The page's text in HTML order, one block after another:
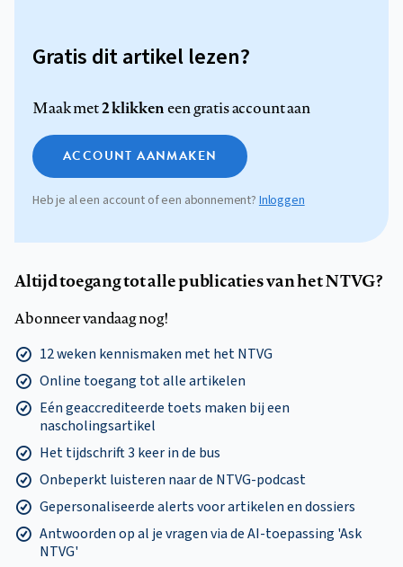
Gratis dit artikel lezen?
Maak met2 klikkeneen gratis account aan
ACCOUNT AANMAKEN
Heb je al een account of een abonnement? Inloggen
Altijd toegang tot alle publicaties van het NTVG?
Abonneer vandaag nog!
12 weken kennismaken met het NTVG
Online toegang tot alle artikelen
Eén geaccrediteerde toets maken bij een
nascholingsartikel
Het tijdschrift 3 keer in de bus
Onbeperkt luisteren naar de NTVG-podcast
Gepersonaliseerde alerts voor artikelen en dossiers
Antwoorden op al je vragen via de AI-toepassing 'Ask
NTVG'